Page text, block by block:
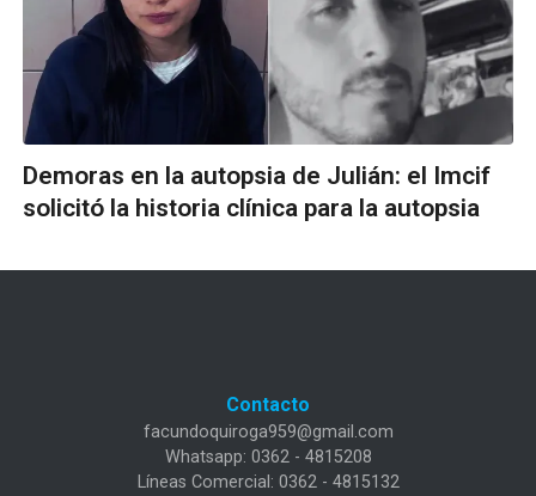
Demoras en la autopsia de Julián: el Imcif
solicitó la historia clínica para la autopsia
Contacto
facundoquiroga959@gmail.com
Whatsapp: 0362 - 4815208
Líneas Comercial: 0362 - 4815132